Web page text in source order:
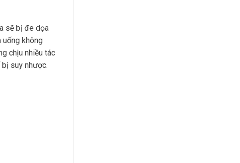
sẽ bị đe dọa
uống không
chịu nhiều tác
suy nhược.